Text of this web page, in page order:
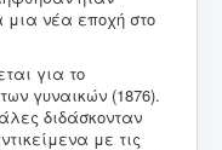
μια νέα εποχή στο
για το
γυναικών (1876).
διδάσκονταν
με τις